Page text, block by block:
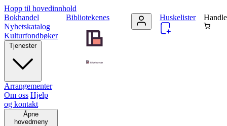
Hopp til hovedinnhold
Bibliotekenes
Bokhandel
Nyhetskatalog
Kulturfondbøker
Tjenester
Arrangementer
Om oss Hjelp
og kontakt
Åpne
hovedmeny
Huskelister